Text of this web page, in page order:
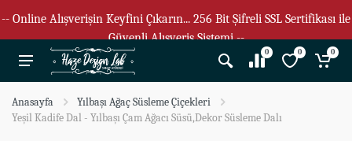
-- Online Alışverişin Keyfini Çıkarın... 256 Bit Şifreli SSL Sertifikası ile
Güvenli Alışveriş Sistemi --
0 0 0
Anasayfa
Yılbaşı Ağaç Süsleme Çiçekleri
Yeşil Kadife Dal - Yılbaşı Çam Ağacı Süsü,Dekor Süsleme Dalı